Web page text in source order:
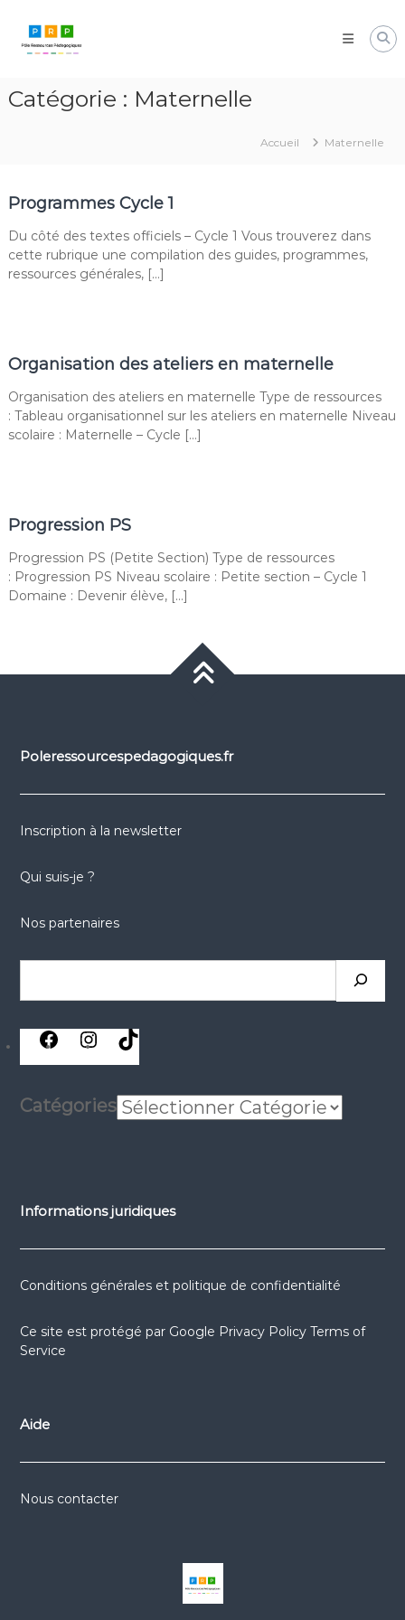
contenu
Pôle
Ressources
les
compétences
Catégorie : Maternelle
Accueil Maternelle
Programmes Cycle 1
Du côté des textes officiels – Cycle 1 Vous trouverez dans
cette rubrique une compilation des guides, programmes,
ressources générales, […]
Organisation des ateliers en maternelle
Organisation des ateliers en maternelle Type de ressources
: Tableau organisationnel sur les ateliers en maternelle Niveau
scolaire : Maternelle – Cycle […]
Progression PS
Progression PS (Petite Section) Type de ressources
: Progression PS Niveau scolaire : Petite section – Cycle 1
Domaine : Devenir élève, […]
Poleressourcespedagogiques.fr
Inscription à la newsletter
Qui suis-je ?
Nos partenaires
réseaux réseaux
sociaux
réseaux
Catégories
Informations juridiques
Conditions générales et politique de confidentialité
Ce site est protégé par Google Privacy Policy Terms of
Service
Aide
Nous contacter